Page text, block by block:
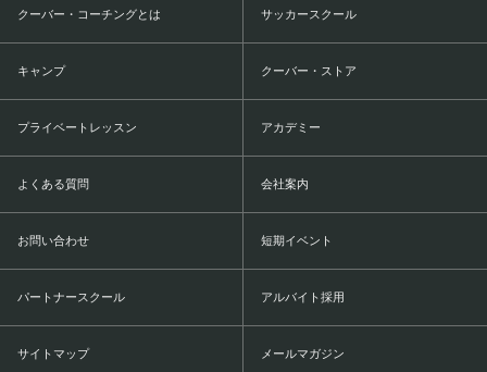
クーバー・コーチングとは サッカースクール
キャンプ クーバー・ストア
プライベートレッスン アカデミー
よくある質問 会社案内
お問い合わせ 短期イベント
パートナースクール アルバイト採用
サイトマップ メールマガジン